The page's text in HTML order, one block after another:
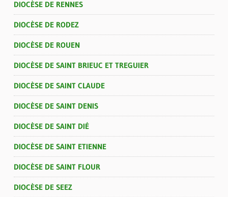
DIOCÈSE DE RENNES
DIOCÈSE DE RODEZ
DIOCÈSE DE ROUEN
DIOCÈSE DE SAINT BRIEUC ET TREGUIER
DIOCÈSE DE SAINT CLAUDE
DIOCÈSE DE SAINT DENIS
DIOCÈSE DE SAINT DIÉ
DIOCÈSE DE SAINT ETIENNE
DIOCÈSE DE SAINT FLOUR
DIOCÈSE DE SEEZ